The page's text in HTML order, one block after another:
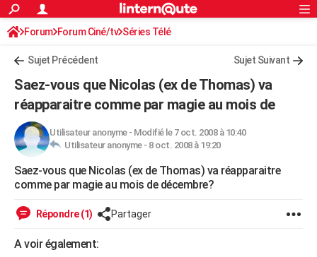
ACTUALITÉS
Politique
Société
Faits Divers
Education
Monde
Villes
+
Programme TV
Streaming
Cinéma
Sorties cinéma
Musique
FINANCE
Retraite
Impôts
Epargne
Immobilier
Risques naturels par ville
Banque
Assurance
Crédit
AUTO
Essais
Réserver un essai
Citadines
Berlines
SUV
Forum auto
HIGH-TECH
Mobiles
Meilleur smartphone
Internet
Ordinateurs
Jeux vidéo
Guide high-tech
+BRICOLAGE
Forum
Aménagement intérieur
Extérieur
Cuisine
Salle de bains
Jardinage
Rangement
WEEK-END
Guides de France
Escapades
Patrimoine
Expositions
Musées
Week-end nature
+LIFESTYLE
S'inscrire
Connexion
Forum Forum Ciné/tv Séries Télé
Sujet Précédent Sujet Suivant
Saez-vous que Nicolas (ex de Thomas) va
réapparaitre comme par magie au mois de
Utilisateur anonyme- Modifié le 7 oct. 2008 à 10:40
Utilisateur anonyme - 8 oct. 2008 à 19:20
Saez-vous que Nicolas (ex de Thomas) va réapparaitre
comme par magie au mois de décembre?
Répondre (1) Partager
A voir également: